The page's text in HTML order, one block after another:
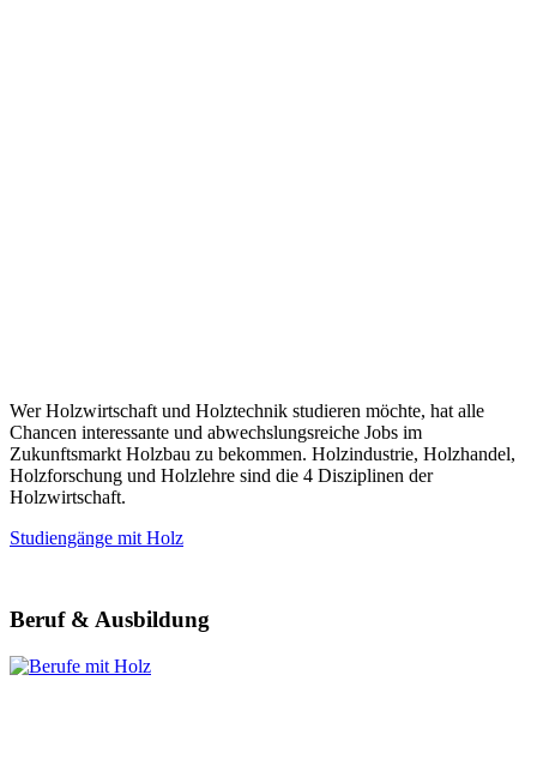
Wer Holzwirtschaft und Holztechnik studieren möchte, hat alle
Chancen interessante und abwechslungsreiche Jobs im
Zukunftsmarkt Holzbau zu bekommen. Holzindustrie, Holzhandel,
Holzforschung und Holzlehre sind die 4 Disziplinen der
Holzwirtschaft.
Studiengänge mit Holz
Beruf & Ausbildung